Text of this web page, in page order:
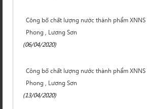
Công bố chất lượng nước thành phẩm XNNS
Phong , Lương Sơn
(06/04/2020)
Công bố chất lượng nước thành phẩm XNNS
Phong , Lương Sơn
(13/04/2020)